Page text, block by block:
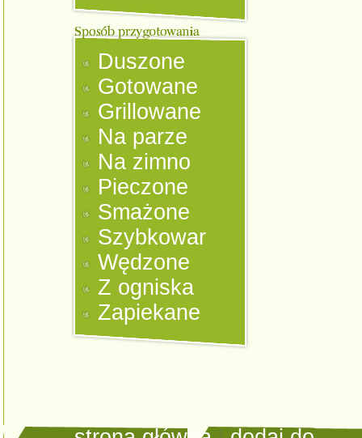
Duszone
Gotowane
Grillowane
Na parze
Na zimno
Pieczone
Smażone
Szybkowar
Wędzone
Z ogniska
Zapiekane